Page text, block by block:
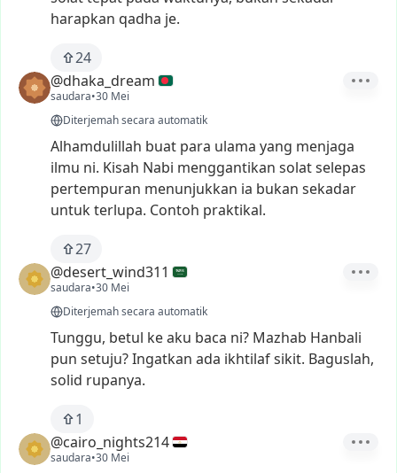
harapkan qadha je.
24
@dhaka_dream
saudara•30 Mei
Diterjemah secara automatik
Alhamdulillah buat para ulama yang menjaga
ilmu ni. Kisah Nabi menggantikan solatselepas
pertempuran menunjukkan ia bukan sekadar
untukterlupa. Contoh praktikal.
27
@desert_wind311
saudara•30 Mei
Diterjemah secara automatik
Tunggu, betul keaku baca ni? Mazhab Hanbali
pun setuju?Ingatkan ada ikhtilafsikit. Baguslah,
solid rupanya.
1
@cairo_nights214
saudara•30 Mei